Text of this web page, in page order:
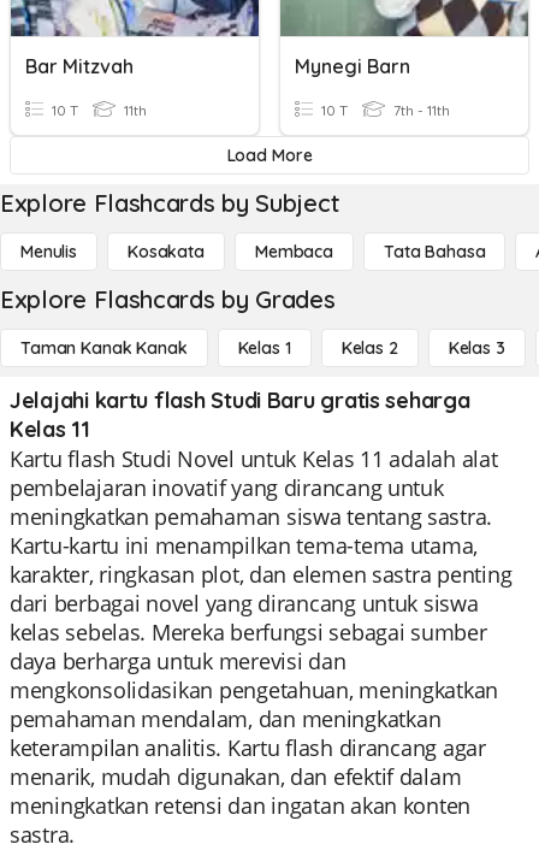
Bar Mitzvah
10 T 11th
Mynegi Barn
10 T 7th - 11th
Load More
Explore Flashcards by Subject
Menulis Kosakata Membaca Tata Bahasa
Explore Flashcards by Grades
Taman Kanak Kanak Kelas 1 Kelas 2 Kelas 3
Jelajahi kartu flash Studi Baru gratis seharga
Kelas 11
Kartu flash Studi Novel untuk Kelas 11 adalah alat
pembelajaran inovatif yang dirancang untuk
meningkatkan pemahaman siswa tentang sastra.
Kartu-kartu ini menampilkan tema-tema utama,
karakter, ringkasan plot, dan elemen sastra penting
dari berbagai novel yang dirancang untuk siswa
kelas sebelas. Mereka berfungsi sebagai sumber
daya berharga untuk merevisi dan
mengkonsolidasikan pengetahuan, meningkatkan
pemahaman mendalam, dan meningkatkan
keterampilan analitis. Kartu flash dirancang agar
menarik, mudah digunakan, dan efektif dalam
meningkatkan retensi dan ingatan akan konten
sastra.